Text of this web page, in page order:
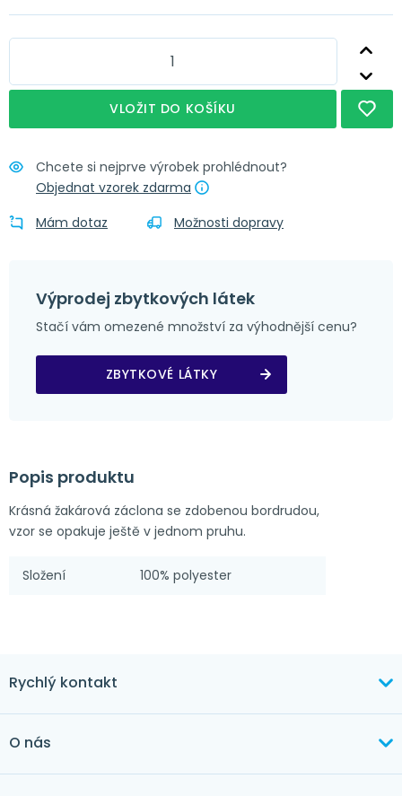
Obšití + řasící stuha Nápověda
Obšití + narážecí kroužky 4 cm
Obšití + tunýlek 7 cm Nápověda
Obšití + poutka 4x8 cm Nápověda
VLOŽIT DO KOŠÍKU
Chcete si nejprve výrobek prohlédnout?
Objednat vzorek zdarma
Mám dotaz
Možnosti dopravy
Výprodej zbytkových látek
Stačí vám omezené množství za výhodnější cenu?
ZBYTKOVÉ LÁTKY
Popis produktu
Krásná žakárová záclona se zdobenou bordrudou,
vzor se opakuje ještě v jednom pruhu.
Složení 100% polyester
Rychlý kontakt
O nás